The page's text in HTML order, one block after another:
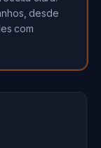
desde
com